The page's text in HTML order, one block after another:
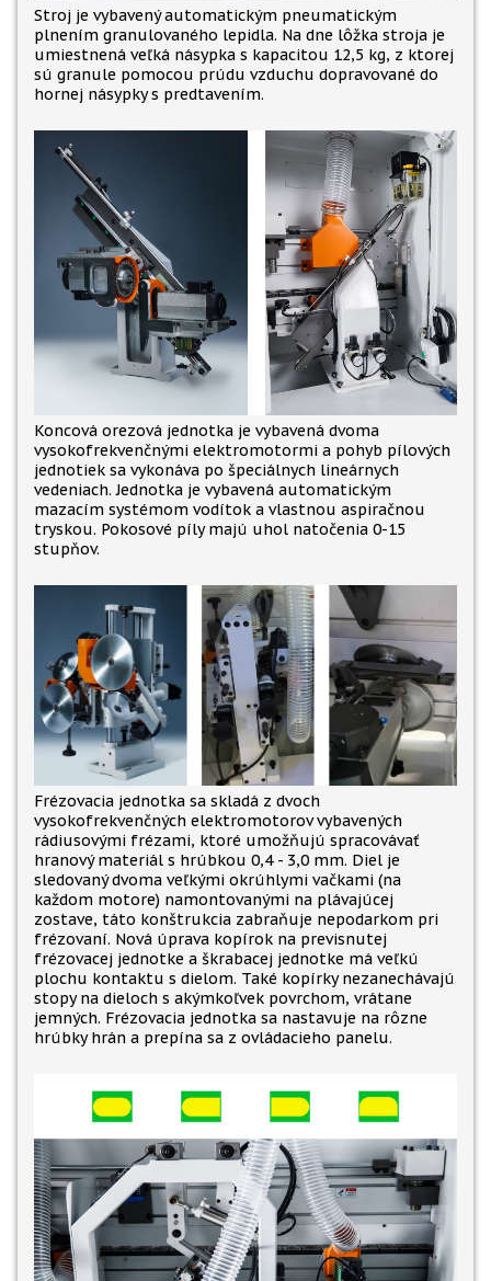
Stroj je vybavený automatickým pneumatickým
plnením granulovaného lepidla. Na dne lôžka stroja je
umiestnená veľká násypka s kapacitou 12,5 kg, z ktorej
sú granule pomocou prúdu vzduchu dopravované do
hornej násypky s predtavením.
Koncová orezová jednotka je vybavená dvoma
vysokofrekvenčnými elektromotormi a pohyb pílových
jednotiek sa vykonáva po špeciálnych lineárnych
vedeniach. Jednotka je vybavená automatickým
mazacím systémom vodítok a vlastnou aspiračnou
tryskou. Pokosové píly majú uhol natočenia 0-15
stupňov.
Frézovacia jednotka sa skladá z dvoch
vysokofrekvenčných elektromotorov vybavených
rádiusovými frézami, ktoré umožňujú spracovávať
hranový materiál s hrúbkou 0,4 - 3,0 mm. Diel je
sledovaný dvoma veľkými okrúhlymi vačkami (na
každom motore) namontovanými na plávajúcej
zostave, táto konštrukcia zabraňuje nepodarkom pri
frézovaní. Nová úprava kopírok na previsnutej
frézovacej jednotke a škrabacej jednotke má veľkú
plochu kontaktu s dielom. Také kopírky nezanechávajú
stopy na dieloch s akýmkoľvek povrchom, vrátane
jemných. Frézovacia jednotka sa nastavuje na rôzne
hrúbky hrán a prepína sa z ovládacieho panelu.